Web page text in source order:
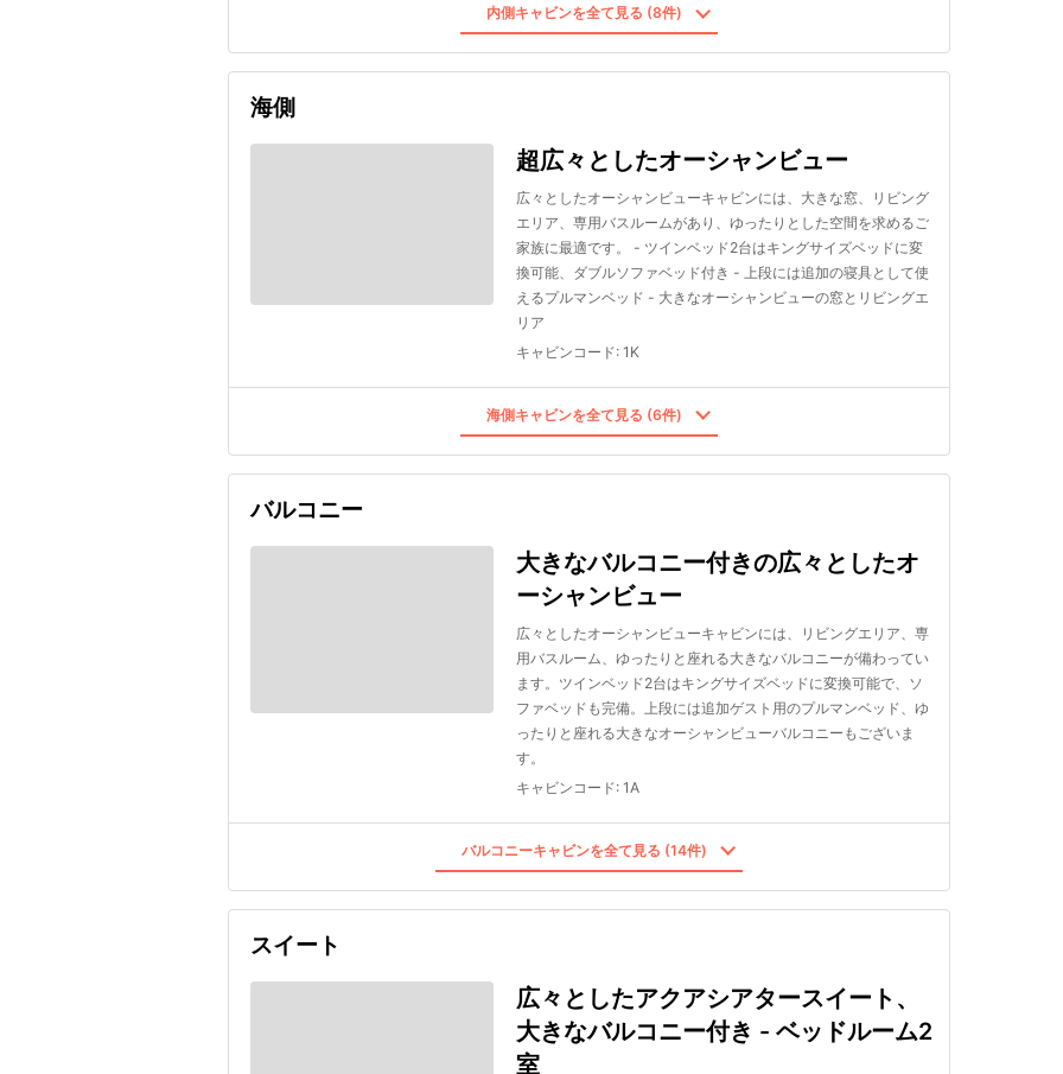
内側キャビンを全て見る (8件)
海側
超広々としたオーシャンビュー
広々としたオーシャンビューキャビンには、大きな窓、リビング
エリア、専用バスルームがあり、ゆったりとした空間を求めるご
家族に最適です。 - ツインベッド2台はキングサイズベッドに変
換可能、ダブルソファベッド付き - 上段には追加の寝具として使
えるプルマンベッド - 大きなオーシャンビューの窓とリビングエ
リア
キャビンコード: 1K
海側キャビンを全て見る (6件)
バルコニー
大きなバルコニー付きの広々としたオ
ーシャンビュー
広々としたオーシャンビューキャビンには、リビングエリア、専
用バスルーム、ゆったりと座れる大きなバルコニーが備わってい
ます。ツインベッド2台はキングサイズベッドに変換可能で、ソ
ファベッドも完備。上段には追加ゲスト用のプルマンベッド、ゆ
ったりと座れる大きなオーシャンビューバルコニーもございま
す。
キャビンコード: 1A
バルコニーキャビンを全て見る (14件)
スイート
広々としたアクアシアタースイート、
大きなバルコニー付き - ベッドルーム2
室